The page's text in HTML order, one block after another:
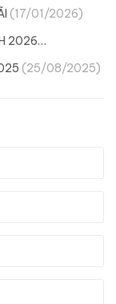
(17/01/2026)
2026
(25/08/2025)